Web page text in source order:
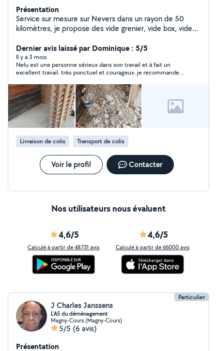
Présentation
Service sur mesure sur Nevers dans un rayon de 50
kilomètres, je propose des vide grenier, vide box, vide
nid de guêpes, abattage d'arbre, jardinage, dépannage
serrurerie. Ouverture de porte (claquée, fermée,
condamnée,...) Changement de serrures Changement
de cylindres , démolition et débarras. Services sur
demande 24/24 7j/7.
Dernier avis laissé par Dominique : 5/5
Il y a 3 mois
Nelu est une personne sérieux dans son travail et à fait un
excellent travail. très ponctuel et courageux. je recommande
Livraison de colis Transport de colis
Voir le profil Contacter
Nos utilisateurs nous évaluent
4,6/5
Calculé à partir de 48731 avis
4,6/5
Calculé à partir de 66000 avis
Particulier
J Charles Janssens
L'AS du déménagement
Magny-Cours (Magny-Cours)
5/5 (6 avis)
Présentation